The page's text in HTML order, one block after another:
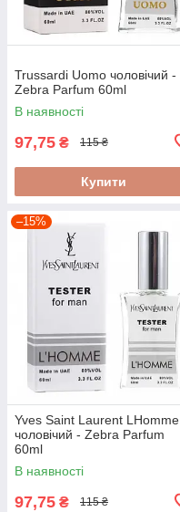
Trussardi Uomo чоловічий -
Zebra Parfum 60ml
В наявності
97,75 ₴ 115 ₴
Купити
–15%
Yves Saint Laurent LHomme
чоловічий - Zebra Parfum
60ml
В наявності
97,75 ₴ 115 ₴